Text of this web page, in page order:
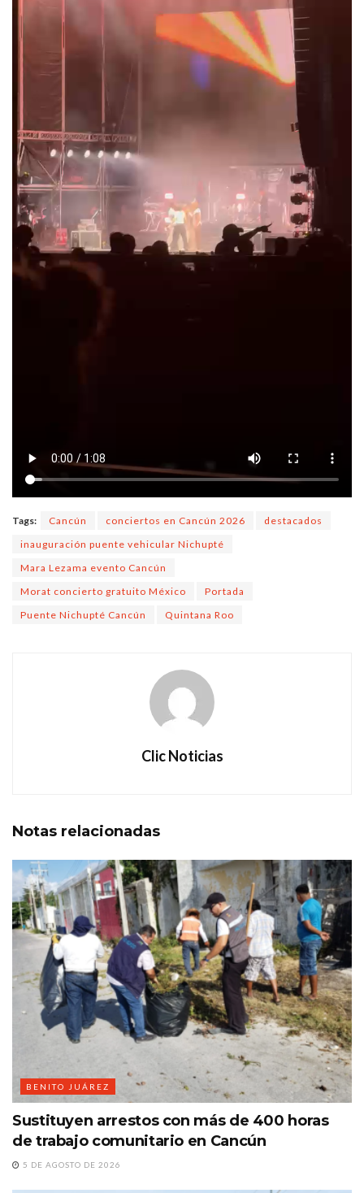
Tags: Cancún conciertos en Cancún 2026
destacados
inauguración puente vehicular Nichupté
Mara Lezama evento Cancún
Morat concierto gratuito México
Portada
Puente Nichupté Cancún
Quintana Roo
Clic Noticias
Notas relacionadas
BENITO JUÁREZ
Sustituyen arrestos con más de 400 horas
de trabajo comunitario en Cancún
5 DE AGOSTO DE 2026